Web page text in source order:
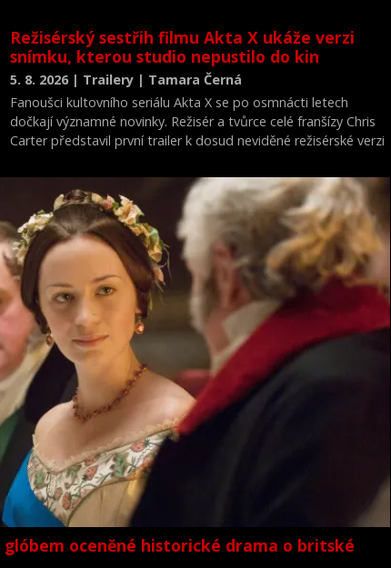
Režisérský sestřih filmu Akta X ukáže verzi
snímku, kterou studio nepustilo do kin
5. 8. 2026 | Trailery | Tamara Černá
Fanoušci kultovního seriálu Akta X se po osmnácti letech
dočkají významné novinky. Režisér a tvůrce celé franšízy Chris
Carter představil první trailer k dosud neviděné režisérské verzi
oceněné historické drama o britské